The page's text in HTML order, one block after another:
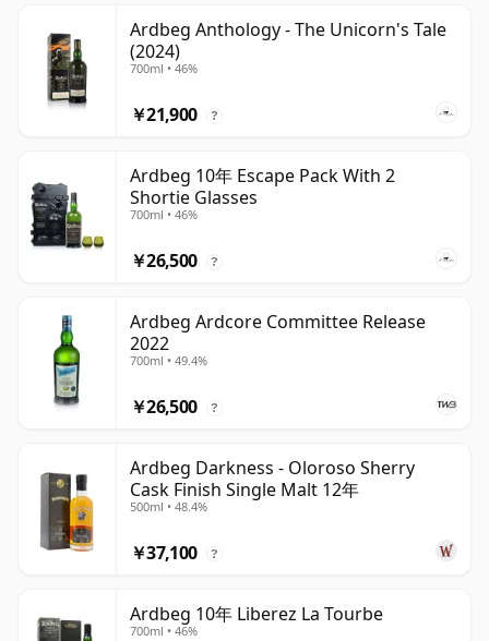
Ardbeg Anthology - The Unicorn's Tale
(2024)
700ml • 46%
￥21,900 ?
Ardbeg 10年 Escape Pack With 2
Shortie Glasses
700ml • 46%
￥26,500 ?
Ardbeg Ardcore Committee Release
2022
700ml • 49.4%
￥26,500 ?
Ardbeg Darkness - Oloroso Sherry
Cask Finish Single Malt 12年
500ml • 48.4%
￥37,100 ?
Ardbeg 10年 Liberez La Tourbe
700ml • 46%